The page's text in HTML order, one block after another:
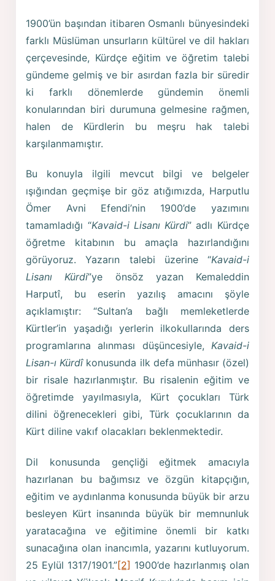
1900’ün başından itibaren Osmanlı bünyesindeki
farklı Müslüman unsurların kültürel ve dil hakları
çerçevesinde, Kürdçe eğitim ve öğretim talebi
gündeme gelmiş ve bir asırdan fazla bir süredir
ki farklı dönemlerde gündemin önemli
konularından biri durumuna gelmesine rağmen,
halen de Kürdlerin bu meşru hak talebi
karşılanmamıştır.
Bu konuyla ilgili mevcut bilgi ve belgeler
ışığından geçmişe bir göz atığımızda, Harputlu
Ömer Avni Efendi’nin 1900’de yazımını
tamamladığı “Kavaid-i Lisanı Kürdi” adlı Kürdçe
öğretme kitabının bu amaçla hazırlandığını
görüyoruz. Yazarın talebi üzerine “Kavaid-i
Lisanı Kürdi”ye önsöz yazan Kemaleddin
Harputî, bu eserin yazılış amacını şöyle
açıklamıştır: “Sultan’a bağlı memleketlerde
Kürtler’in yaşadığı yerlerin ilkokullarında ders
programlarına alınması düşüncesiyle, Kavaid-i
Lisan-ı Kürdî konusunda ilk defa münhasır (özel)
bir risale hazırlanmıştır. Bu risalenin eğitim ve
öğretimde yayılmasıyla, Kürt çocukları Türk
dilini öğrenecekleri gibi, Türk çocuklarının da
Kürt diline vakıf olacakları beklenmektedir.
Dil konusunda gençliği eğitmek amacıyla
hazırlanan bu bağımsız ve özgün kitapçığın,
eğitim ve aydınlanma konusunda büyük bir arzu
besleyen Kürt insanında büyük bir memnunluk
yaratacağına ve eğitimine önemli bir katkı
sunacağına olan inancımla, yazarını kutluyorum.
25 Eylül 1317/1901.”[2] 1900’de hazırlanmış olan